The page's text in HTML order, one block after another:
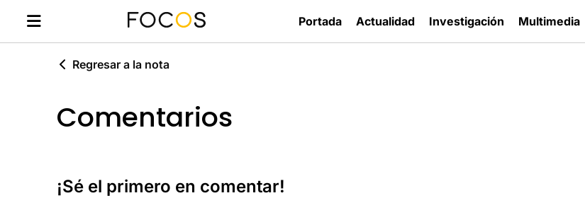
Portada Actualidad Investigación Multimedia
Regresar a la nota
Comentarios
¡Sé el primero en comentar!